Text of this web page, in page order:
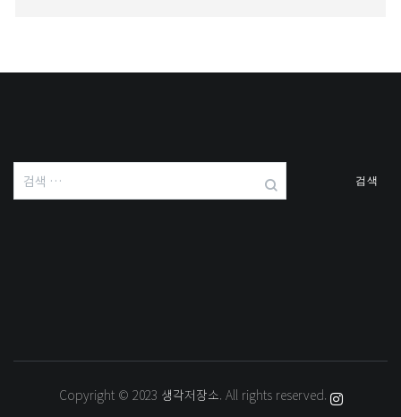
검
색:
Copyright © 2023 생각저장소. All rights reserved.